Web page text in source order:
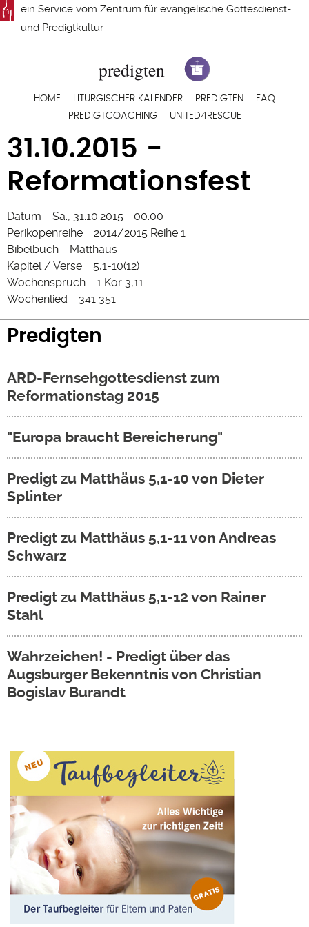
Direkt
zum
ein Service vom Zentrum für evangelische Gottesdienst-
und Predigtkultur
Hauptnavigation
HOME LITURGISCHER KALENDER PREDIGTEN
FAQ
PREDIGTCOACHING
UNITED4RESCUE
31.10.2015 -
Reformationsfest
Datum
Sa., 31.10.2015 - 00:00
Perikopenreihe
2014/2015 Reihe 1
Bibelbuch
Matthäus
Kapitel / Verse
5,1-10(12)
Wochenspruch
1 Kor 3,11
Wochenlied
341 351
Predigten
ARD-Fernsehgottesdienst zum
Reformationstag 2015
"Europa braucht Bereicherung"
Predigt zu Matthäus 5,1-10 von Dieter
Splinter
Predigt zu Matthäus 5,1-11 von Andreas
Schwarz
Predigt zu Matthäus 5,1-12 von Rainer
Stahl
Wahrzeichen! - Predigt über das
Augsburger Bekenntnis von Christian
Bogislav Burandt